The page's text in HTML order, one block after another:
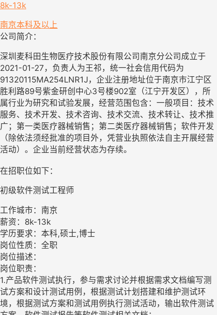
8k-13k
南京本科及以上
公司简介：
深圳麦科田生物医疗技术股份有限公司南京分公司成立于
2021-01-27，负责人为王祁，统一社会信用代码为
91320115MA254LNR1J，企业注册地址位于南京市江宁区
胜利路89号紫金研创中心3号楼902室（江宁开发区），所
属行业为研究和试验发展，经营范围包含：一般项目：技术
服务、技术开发、技术咨询、技术交流、技术转让、技术推
广；第一类医疗器械销售；第二类医疗器械销售；软件开发
（除依法须经批准的项目外，凭营业执照依法自主开展经营
活动）。企业当前经营状态为存续。
在招职位如下：
初级软件测试工程师
工作城市：南京
薪资：8k-13k
学历要求：本科,硕士,博士
岗位性质：全职
岗位描述：
岗位职责：
1.产品软件测试执行，参与需求讨论并根据需求文档编写测
试方案和设计测试用例，根据测试计划搭建和维护测试环
境，根据测试方案和测试用例执行测试活动，输出软件测试